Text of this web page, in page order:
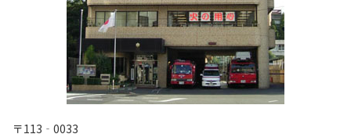
〒113‐0033